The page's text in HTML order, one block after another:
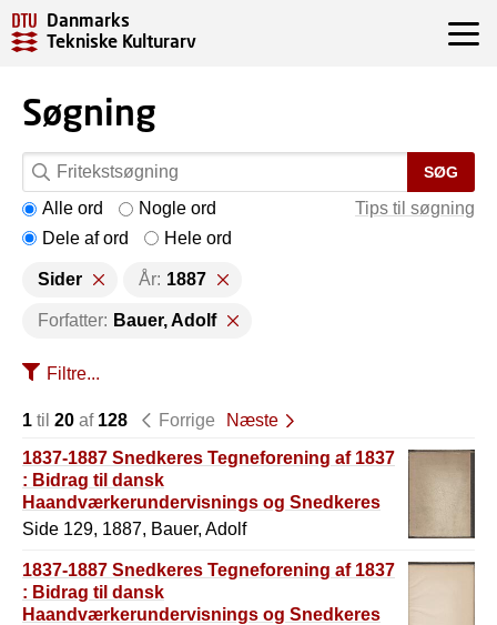
Danmarks
Tekniske Kulturarv
Søgning
SØG
Tips til søgning
Alle ord
Nogle ord
Dele af ord
Hele ord
Sider År: 1887
Forfatter: Bauer, Adolf
Filtre...
1 til 20 af 128 Forrige
Næste
1837-1887 Snedkeres Tegneforening af 1837
: Bidrag til dansk
Haandværkerundervisnings og Snedkeres
Historie
Side 129, 1887, Bauer, Adolf
1837-1887 Snedkeres Tegneforening af 1837
: Bidrag til dansk
Haandværkerundervisnings og Snedkeres